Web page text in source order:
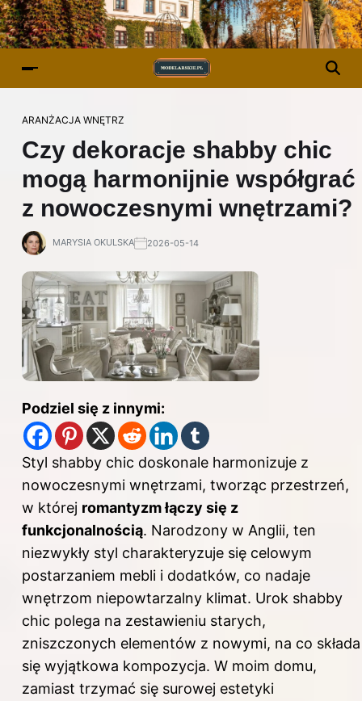
ARANŻACJA WNĘTRZ
Czy dekoracje shabby chic
mogą harmonijnie współgrać
z nowoczesnymi wnętrzami?
MARYSIA OKULSKA 2026-05-14
Podziel się z innymi:
Styl shabby chic doskonale harmonizuje z
nowoczesnymi wnętrzami, tworząc przestrzeń,
w której romantyzm łączy się z
funkcjonalnością. Narodzony w Anglii, ten
niezwykły styl charakteryzuje się celowym
postarzaniem mebli i dodatków, co nadaje
wnętrzom niepowtarzalny klimat. Urok shabby
chic polega na zestawieniu starych,
zniszczonych elementów z nowymi, na co składa
się wyjątkowa kompozycja. W moim domu,
zamiast trzymać się surowej estetyki